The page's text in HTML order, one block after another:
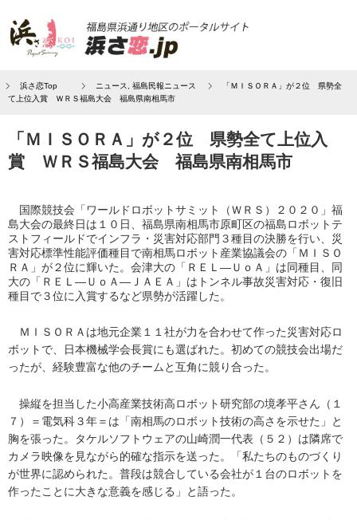
浜さ恋Top ニュース 福島民報ニュース
「ＭＩＳＯＲＡ」が２位 県勢全
て上位入賞 ＷＲＳ福島大会 福島県南相馬市
「ＭＩＳＯＲＡ」が２位 県勢全て上位入
賞 ＷＲＳ福島大会 福島県南相馬市
国際競技会「ワールドロボットサミット（ＷＲＳ）２０２０」福
島大会の最終日は１０日、福島県南相馬市原町区の福島ロボットテ
ストフィールドでインフラ・災害対応部門３種目の決勝を行い、災
害対応標準性能評価種目で南相馬ロボット産業協議会の「ＭＩＳＯ
ＲＡ」が２位に輝いた。会津大の「ＲＥＬ―ＵｏＡ」は同種目、同
大の「ＲＥＬ―ＵｏＡ―ＪＡＥＡ」はトンネル事故災害対応・復旧
種目で３位に入賞するなど県勢が活躍した。
ＭＩＳＯＲＡは地元企業１１社が力を合わせて作った災害対応ロ
ボットで、日本機械学会長賞にも選ばれた。初めての競技会出場だ
ったが、経験豊富な他のチームと互角に競り合った。
操縦を担当した小高産業技術高ロボット研究部の境孝平さん（１
７）＝電気科３年＝は「南相馬のロボット技術の高さを示せた」と
胸を張った。タケルソフトウェアの山崎潤一代表（５２）は隣席で
カメラ映像を見ながら的確な指示を送った。「私たちのものづくり
が世界に認められた。普段は競合している会社が１台のロボットを
作ったことに大きな意義を感じる」と語った。